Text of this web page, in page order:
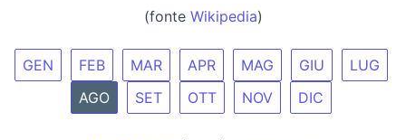
(fonte Wikipedia)
GEN FEB MAR APR MAG GIU
LUG
AGO
SET OTT NOV DIC